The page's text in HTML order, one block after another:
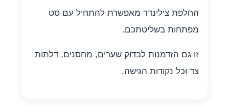
החלפת צילינדר מאפשרת להתחיל עם סט
מפתחות בשליטתכם.
זו גם הזדמנות לבדוק שערים, מחסנים, דלתות
צד וכל נקודות הגישה.